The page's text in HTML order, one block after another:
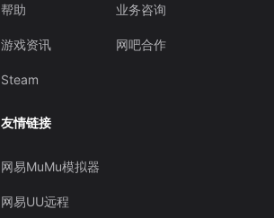
帮助
游戏资讯
Steam
业务咨询
网吧合作
友情链接
网易MuMu模拟器
网易UU远程